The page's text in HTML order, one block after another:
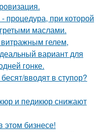
процедура, при которой
маслами.
гелем,
вариант для
гонке.
вводят в ступор?
и педикюр снижают
этом бизнесе!